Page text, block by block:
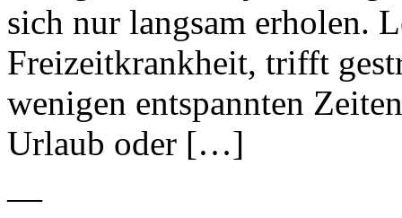
sich nur langsam erholen.
Freizeitkrankheit, trifft
wenigen entspannten
Urlaub oder […]
—